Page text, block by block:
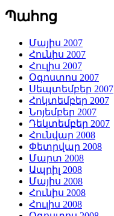
Պահոց
Մայիս 2007
Հունիս 2007
Հուլիս 2007
Օգոստոս 2007
Սեպտեմբեր 2007
Հոկտեմբեր 2007
Նոյեմբեր 2007
Դեկտեմբեր 2007
Հունվար 2008
Փետրվար 2008
Մարտ 2008
Ապրիլ 2008
Մայիս 2008
Հունիս 2008
Հուլիս 2008